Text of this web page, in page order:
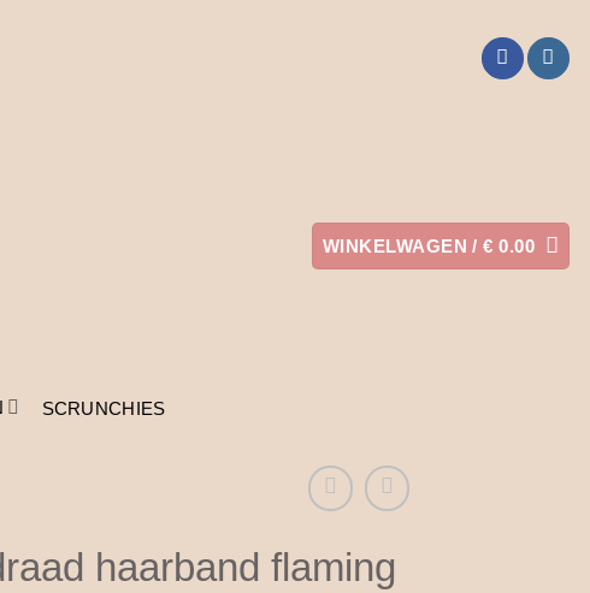
WINKELWAGEN /€ 0.00
SCRUNCHIES
haarband flaming